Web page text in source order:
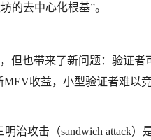
的去中心化根基”。
但也带来了新问题：验证者
收益，小型验证者难以
治攻击（sandwich attack）